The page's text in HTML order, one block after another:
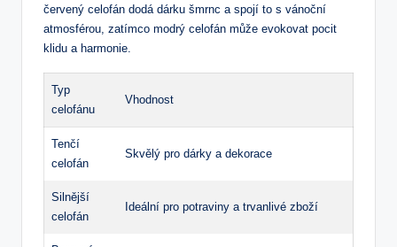
červený celofán dodá dárku šmrnc a spojí to s vánoční
atmosférou, zatímco modrý celofán může evokovat pocit
klidu a harmonie.
Typ
celofánu
Vhodnost
Tenčí
celofán
Skvělý pro dárky a dekorace
Silnější
celofán
Ideální pro potraviny a trvanlivé zboží